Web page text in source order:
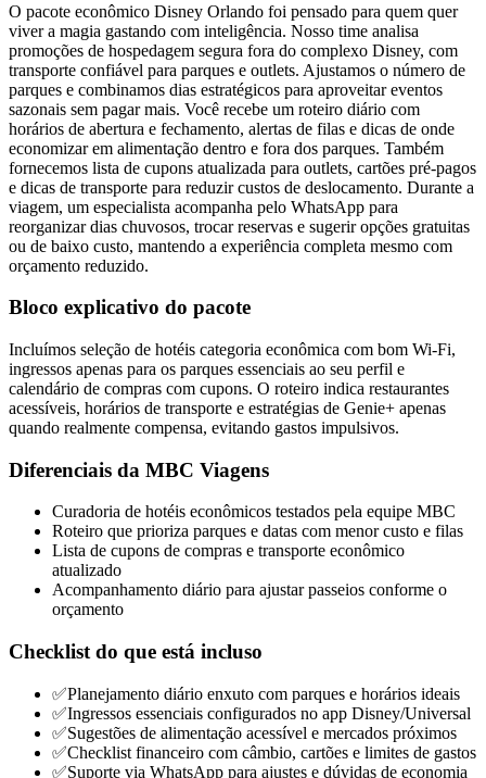
O pacote econômico Disney Orlando foi pensado para quem quer
viver a magia gastando com inteligência. Nosso time analisa
promoções de hospedagem segura fora do complexo Disney, com
transporte confiável para parques e outlets. Ajustamos o número de
parques e combinamos dias estratégicos para aproveitar eventos
sazonais sem pagar mais. Você recebe um roteiro diário com
horários de abertura e fechamento, alertas de filas e dicas de onde
economizar em alimentação dentro e fora dos parques. Também
fornecemos lista de cupons atualizada para outlets, cartões pré-pagos
e dicas de transporte para reduzir custos de deslocamento. Durante a
viagem, um especialista acompanha pelo WhatsApp para
reorganizar dias chuvosos, trocar reservas e sugerir opções gratuitas
ou de baixo custo, mantendo a experiência completa mesmo com
orçamento reduzido.
Bloco explicativo do pacote
Incluímos seleção de hotéis categoria econômica com bom Wi-Fi,
ingressos apenas para os parques essenciais ao seu perfil e
calendário de compras com cupons. O roteiro indica restaurantes
acessíveis, horários de transporte e estratégias de Genie+ apenas
quando realmente compensa, evitando gastos impulsivos.
Diferenciais da MBC Viagens
Curadoria de hotéis econômicos testados pela equipe MBC
Roteiro que prioriza parques e datas com menor custo e filas
Lista de cupons de compras e transporte econômico
atualizado
Acompanhamento diário para ajustar passeios conforme o
orçamento
Checklist do que está incluso
✅Planejamento diário enxuto com parques e horários ideais
✅Ingressos essenciais configurados no app Disney/Universal
✅Sugestões de alimentação acessível e mercados próximos
✅Checklist financeiro com câmbio, cartões e limites de gastos
✅Suporte via WhatsApp para ajustes e dúvidas de economia